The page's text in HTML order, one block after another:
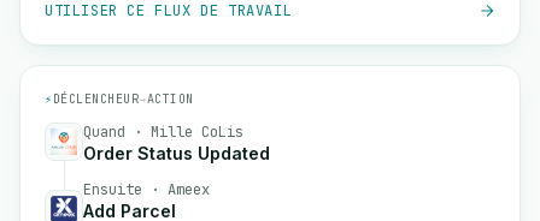
UTILISER CE FLUX DE TRAVAIL
⚡ DÉCLENCHEUR→ACTION
Quand · Mille CoLis
Order Status Updated
Ensuite · Ameex
Add Parcel